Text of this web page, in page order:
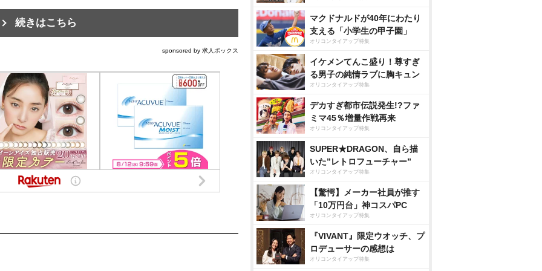
続きはこちら
sponsored by 求人ボックス
マクドナルドが40年にわたり
支える「小学生の甲子園」
オリコンタイアップ特集
イケメンてんこ盛り！尊すぎ
る男子の純情ラブに胸キュン
オリコンタイアップ特集
デカすぎ都市伝説発生!?ファ
ミマ45％増量作戦再来
オリコンタイアップ特集
SUPER★DRAGON、自ら描
いた”レトロフューチャー”
オリコンタイアップ特集
【驚愕】メーカー社員が推す
「10万円台」神コスパPC
オリコンタイアップ特集
『VIVANT』限定ウオッチ、プ
ロデューサーの感想は
オリコンタイアップ特集